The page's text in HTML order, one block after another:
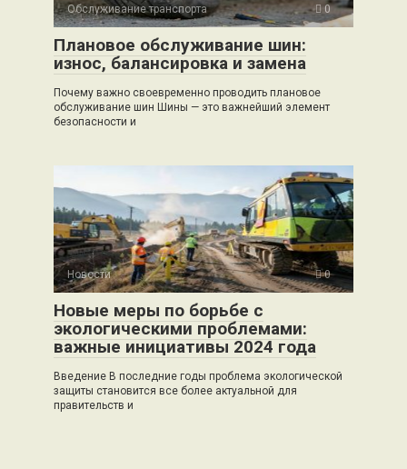
Обслуживание транспорта 0
Плановое обслуживание шин:
износ, балансировка и замена
Почему важно своевременно проводить плановое
обслуживание шин Шины — это важнейший элемент
безопасности и
Новости 0
Новые меры по борьбе с
экологическими проблемами:
важные инициативы 2024 года
Введение В последние годы проблема экологической
защиты становится все более актуальной для
правительств и